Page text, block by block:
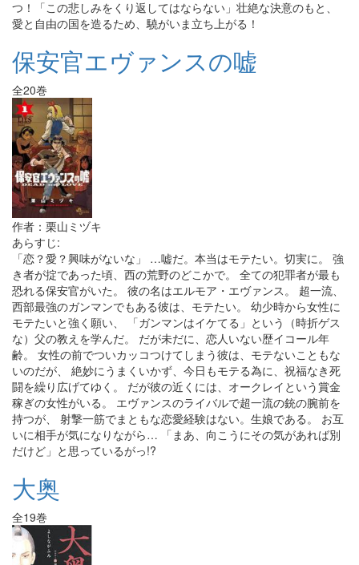
つ！「この悲しみをくり返してはならない」壮絶な決意のもと、
愛と自由の国を造るため、驍がいま立ち上がる！
保安官エヴァンスの嘘
全20巻
作者：栗山ミヅキ
あらすじ:
「恋？愛？興味がないな」 …嘘だ。本当はモテたい。切実に。 強
き者が掟であった頃、西の荒野のどこかで。 全ての犯罪者が最も
恐れる保安官がいた。 彼の名はエルモア・エヴァンス。 超一流、
西部最強のガンマンでもある彼は、モテたい。 幼少時から女性に
モテたいと強く願い、 「ガンマンはイケてる」という（時折ゲス
な）父の教えを学んだ。 だが未だに、恋人いない歴イコール年
齢。 女性の前でついカッコつけてしまう彼は、モテないこともな
いのだが、 絶妙にうまくいかず、今日もモテる為に、祝福なき死
闘を繰り広げてゆく。 だが彼の近くには、オークレイという賞金
稼ぎの女性がいる。 エヴァンスのライバルで超一流の銃の腕前を
持つが、 射撃一筋でまともな恋愛経験はない。生娘である。 お互
いに相手が気になりながら… 「まあ、向こうにその気があれば別
だけど」と思っているがっ!?
大奥
全19巻